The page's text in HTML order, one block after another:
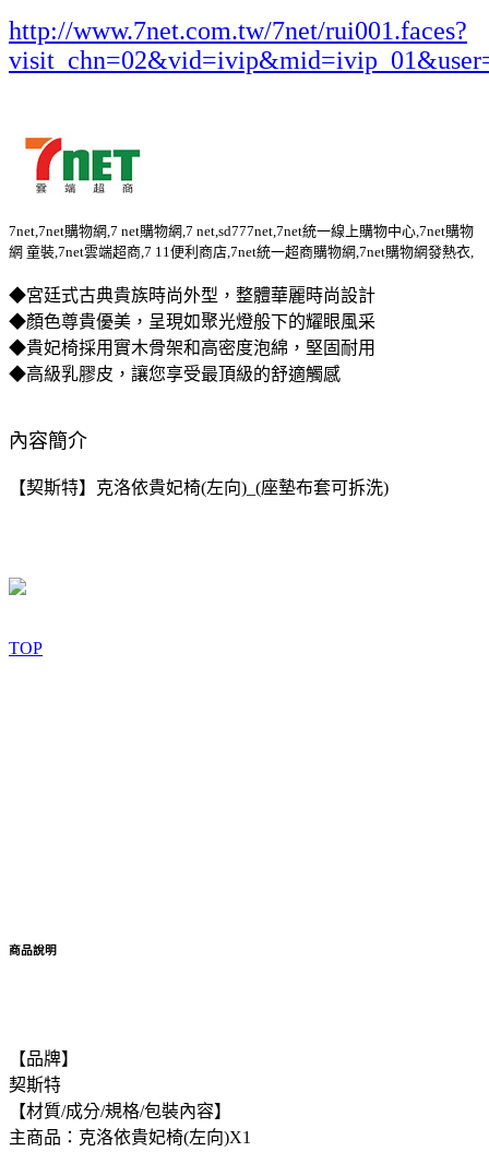
http://www.7net.com.tw/7net/rui001.faces?
7net,7net購物網,7 net購物網,7 net,sd777net,7net統一線上購物中心,7net購物
網 童裝,7net雲端超商,7 11便利商店,7net統一超商購物網,7net購物網發熱衣,
◆宮廷式古典貴族時尚外型，整體華麗時尚設計
◆顏色尊貴優美，呈現如聚光燈般下的耀眼風采
◆貴妃椅採用實木骨架和高密度泡綿，堅固耐用
◆高級乳膠皮，讓您享受最頂級的舒適觸感
內容簡介
【契斯特】克洛依貴妃椅(左向)_(座墊布套可拆洗)
TOP
商品說明
【品牌】
契斯特
【材質/成分/規格/包裝內容】
主商品：克洛依貴妃椅(左向)X1